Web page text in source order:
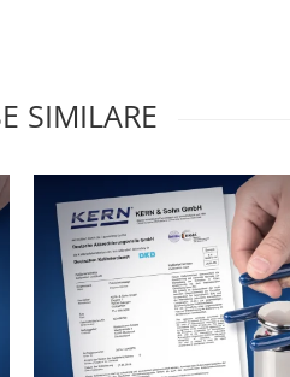
SIMILARE